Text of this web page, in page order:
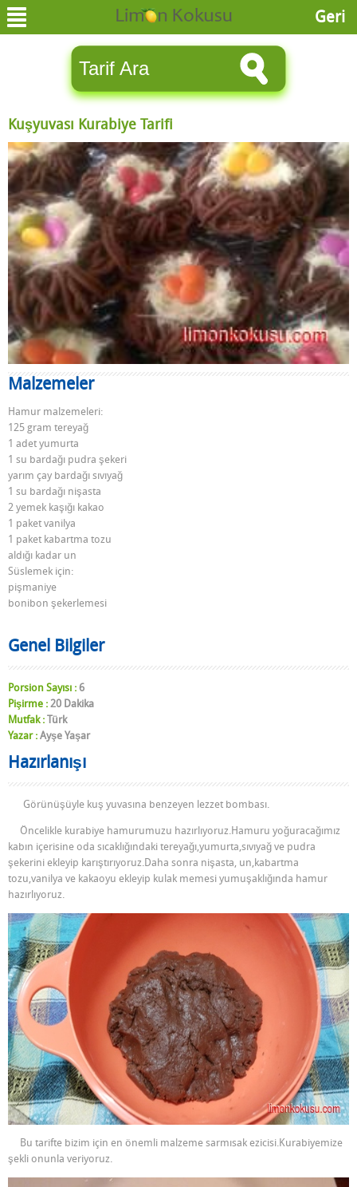
Geri
Kuşyuvası Kurabiye Tarifi
Malzemeler
Hamur malzemeleri:
125 gram tereyağ
1 adet yumurta
1 su bardağı pudra şekeri
yarım çay bardağı sıvıyağ
1 su bardağı nişasta
2 yemek kaşığı kakao
1 paket vanilya
1 paket kabartma tozu
aldığı kadar un
Süslemek için:
pişmaniye
bonibon şekerlemesi
Genel Bilgiler
Porsion Sayısı : 6
Pişirme : 20 Dakika
Mutfak : Türk
Yazar : Ayşe Yaşar
Hazırlanışı
Görünüşüyle kuş yuvasına benzeyen lezzet bombası.
Öncelikle kurabiye hamurumuzu hazırlıyoruz.Hamuru yoğuracağımız
kabın içerisine oda sıcaklığındaki tereyağı,yumurta,sıvıyağ ve pudra
şekerini ekleyip karıştırıyoruz.Daha sonra nişasta, un,kabartma
tozu,vanilya ve kakaoyu ekleyip kulak memesi yumuşaklığında hamur
hazırlıyoruz.
Bu tarifte bizim için en önemli malzeme sarmısak ezicisi.Kurabiyemize
şekli onunla veriyoruz.